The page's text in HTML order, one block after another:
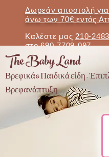
Δωρεάν αποστολή
άνω των 70€ εντός
Καλέστε μας 210-
στο690-7709-097
The Baby Land
Βρεφικά & Παιδικά είδη -
Βρεφανάπτυξη